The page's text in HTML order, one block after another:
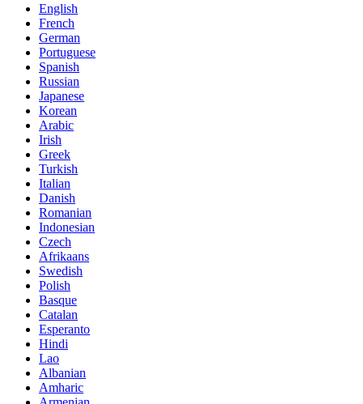
English
French
German
Portuguese
Spanish
Russian
Japanese
Korean
Arabic
Irish
Greek
Turkish
Italian
Danish
Romanian
Indonesian
Czech
Afrikaans
Swedish
Polish
Basque
Catalan
Esperanto
Hindi
Lao
Albanian
Amharic